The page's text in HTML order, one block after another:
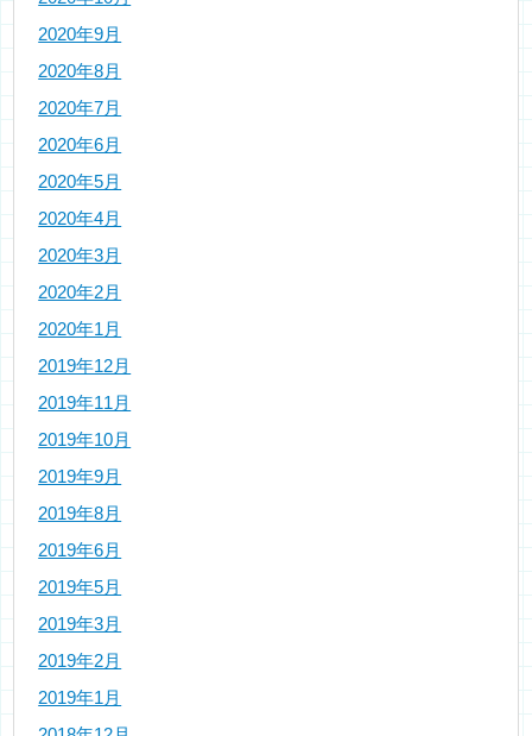
2020年9月
2020年8月
2020年7月
2020年6月
2020年5月
2020年4月
2020年3月
2020年2月
2020年1月
2019年12月
2019年11月
2019年10月
2019年9月
2019年8月
2019年6月
2019年5月
2019年3月
2019年2月
2019年1月